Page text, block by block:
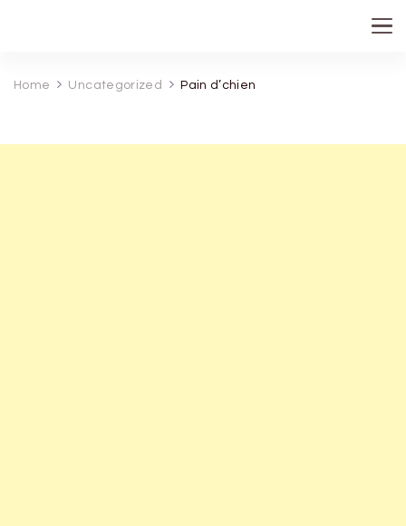
Home Uncategorized Pain d’chien